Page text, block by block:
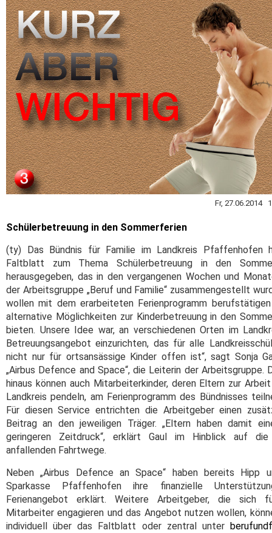
Fr, 27.06.2014
Schülerbetreuung in den Sommerferien
(ty) Das Bündnis für Familie im Landkreis Pfaffenhofen
Faltblatt zum Thema Schülerbetreuung in den
herausgegeben, das in den vergangenen Wochen und
der Arbeitsgruppe „Beruf und Familie“ zusammengestellt
wollen mit dem erarbeiteten Ferienprogramm
alternative Möglichkeiten zur Kinderbetreuung in den
bieten. Unsere Idee war, an verschiedenen Orten im
Betreuungsangebot einzurichten, das für alle
nicht nur für ortsansässige Kinder offen ist“, sagt Sonja
„Airbus Defence and Space“, die Leiterin der Arbeitsgruppe.
hinaus können auch Mitarbeiterkinder, deren Eltern zur
Landkreis pendeln, am Ferienprogramm des Bündnisses
Für diesen Service entrichten die Arbeitgeber einen
Beitrag an den jeweiligen Träger. „Eltern haben damit
geringeren Zeitdruck“, erklärt Gaul im Hinblick auf
anfallenden Fahrtwege.
Neben „Airbus Defence an Space“ haben bereits Hipp
Sparkasse Pfaffenhofen ihre finanzielle
Ferienangebot erklärt. Weitere Arbeitgeber, die sich
Mitarbeiter engagieren und das Angebot nutzen wollen,
individuell über das Faltblatt oder zentral unter